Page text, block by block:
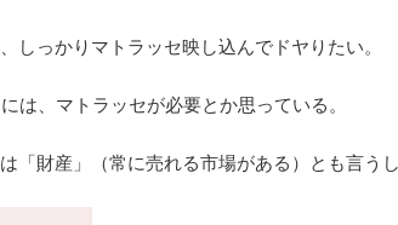
しっかりマトラッセ映し込んでドヤりたい。
は、マトラッセが必要とか思っている。
「財産」（常に売れる市場がある）とも言う